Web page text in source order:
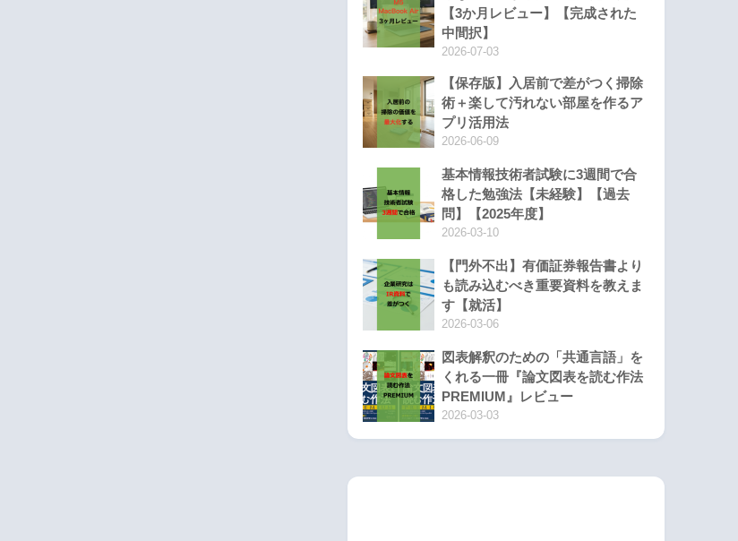
【3か月レビュー】【完成された
中間択】
2026-07-03
【保存版】入居前で差がつく掃除
術＋楽して汚れない部屋を作るア
プリ活用法
2026-06-09
基本情報技術者試験に3週間で合
格した勉強法【未経験】【過去
問】【2025年度】
2026-03-10
【門外不出】有価証券報告書より
も読み込むべき重要資料を教えま
す【就活】
2026-03-06
図表解釈のための「共通言語」を
くれる一冊『論文図表を読む作法
PREMIUM』レビュー
2026-03-03